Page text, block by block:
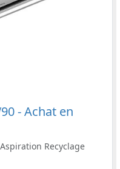
- Achat en
Recyclage